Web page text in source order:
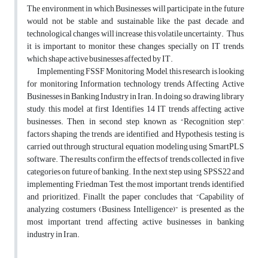
The environment in which Businesses will participate in the future
would not be stable and sustainable like the past decade, and
technological changes will increase this volatile uncertainty. Thus,
it is important to monitor these changes, specially on IT trends,
which shape active businesses affected by IT.
Implementing FSSF Monitoring Model, this research is looking
for monitoring Information technology trends Affecting Active
Businesses in Banking Industry in Iran. In doing so, drawing library
study, this model at first Identifies 14 IT trends affecting active
businesses. Then, in second step, known as “Recognition step”,
factors shaping the trends are identified, and Hypothesis testing is
carried out through structural equation modeling using SmartPLS
software. The results confirm the effects of trends collected in five
categories on future of banking. In the next step, using SPSS22 and
implementing Friedman Test, the most important trends identified
and prioritized. Finallt the paper concludes that “Capability of
analyzing costumers (Business Intelligence)” is presented as the
most important trend affecting active businesses in banking
industry in Iran.